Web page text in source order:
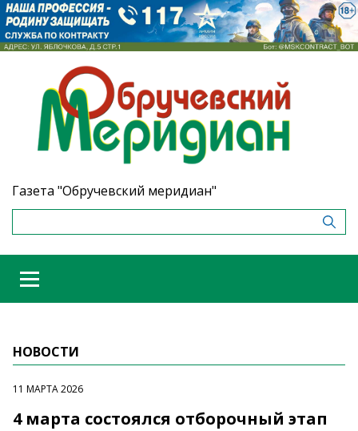
Газета "Обручевский меридиан"
НОВОСТИ
11 МАРТА 2026
4 марта состоялся отборочный этап